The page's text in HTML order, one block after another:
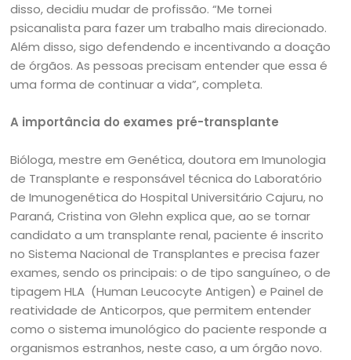
disso, decidiu mudar de profissão. “Me tornei
psicanalista para fazer um trabalho mais direcionado.
Além disso, sigo defendendo e incentivando a doação
de órgãos. As pessoas precisam entender que essa é
uma forma de continuar a vida”, completa.
A importância do exames pré-transplante
Bióloga, mestre em Genética, doutora em Imunologia
de Transplante e responsável técnica do Laboratório
de Imunogenética do Hospital Universitário Cajuru, no
Paraná, Cristina von Glehn explica que, ao se tornar
candidato a um transplante renal, paciente é inscrito
no Sistema Nacional de Transplantes e precisa fazer
exames, sendo os principais: o de tipo sanguíneo, o de
tipagem HLA (Human Leucocyte Antigen) e Painel de
reatividade de Anticorpos, que permitem entender
como o sistema imunológico do paciente responde a
organismos estranhos, neste caso, a um órgão novo.